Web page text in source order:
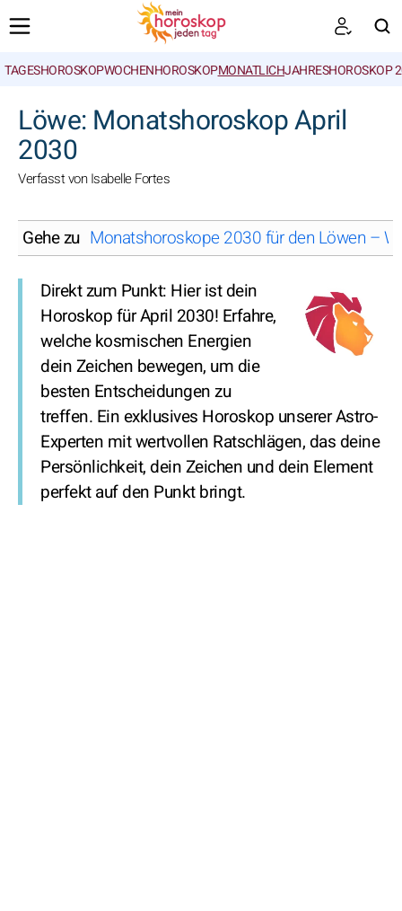
TAGESHOROSKOPWOCHENHOROSKOPMONATLICHJAHRESHOROSKOP
Löwe: Monatshoroskop April
2030
Verfasst von Isabelle Fortes
Gehe zu Monatshoroskope 2030 für den Löwen –
Direkt zum Punkt: Hier ist dein
Horoskop für April 2030! Erfahre,
welche kosmischen Energien
dein Zeichen bewegen, um die
besten Entscheidungen zu
treffen. Ein exklusives Horoskop unserer Astro-
Experten mit wertvollen Ratschlägen, das deine
Persönlichkeit, dein Zeichen und dein Element
perfekt auf den Punkt bringt.